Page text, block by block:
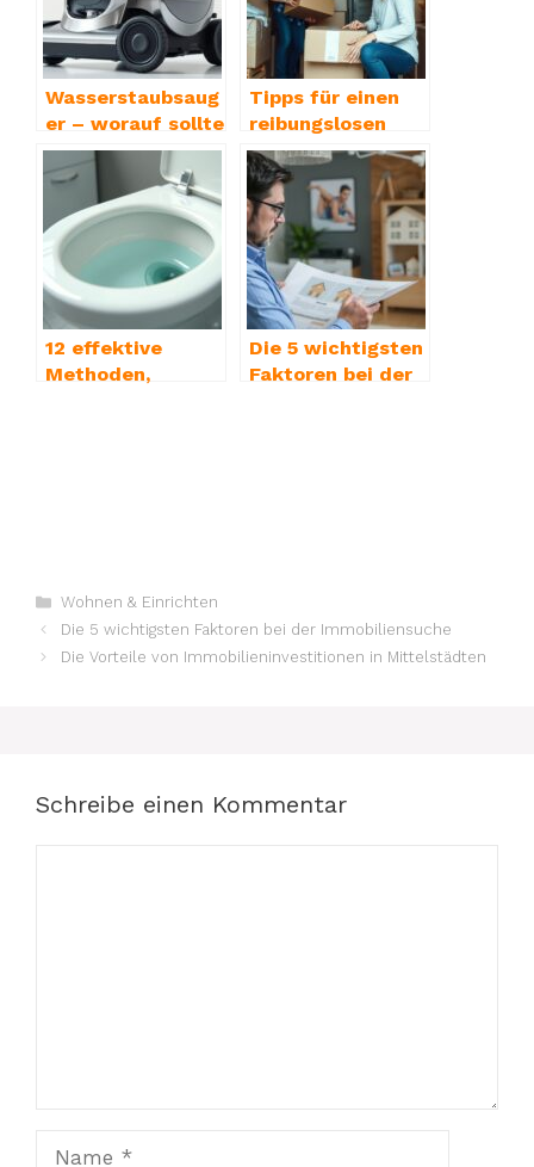
Wasserstaubsaug
er – worauf sollte
man achten?
Tipps für einen
reibungslosen
internationalen
Umzug
12 effektive
Methoden,
Die 5 wichtigsten
Faktoren bei der
Kategorien
Wohnen & Einrichten
Die 5 wichtigsten Faktoren bei der Immobiliensuche
Die Vorteile von Immobilieninvestitionen in Mittelstädten
Schreibe einen Kommentar